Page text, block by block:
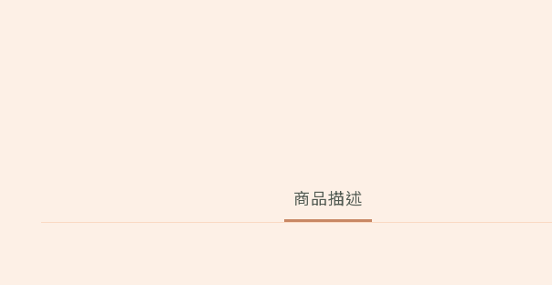
商品描述